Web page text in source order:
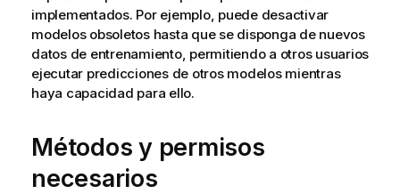
implementados. Por ejemplo, puede desactivar
modelos obsoletos hasta que se disponga de nuevos
datos de entrenamiento, permitiendo a otros usuarios
ejecutar predicciones de otros modelos mientras
haya capacidad para ello.
Métodos y permisos
necesarios